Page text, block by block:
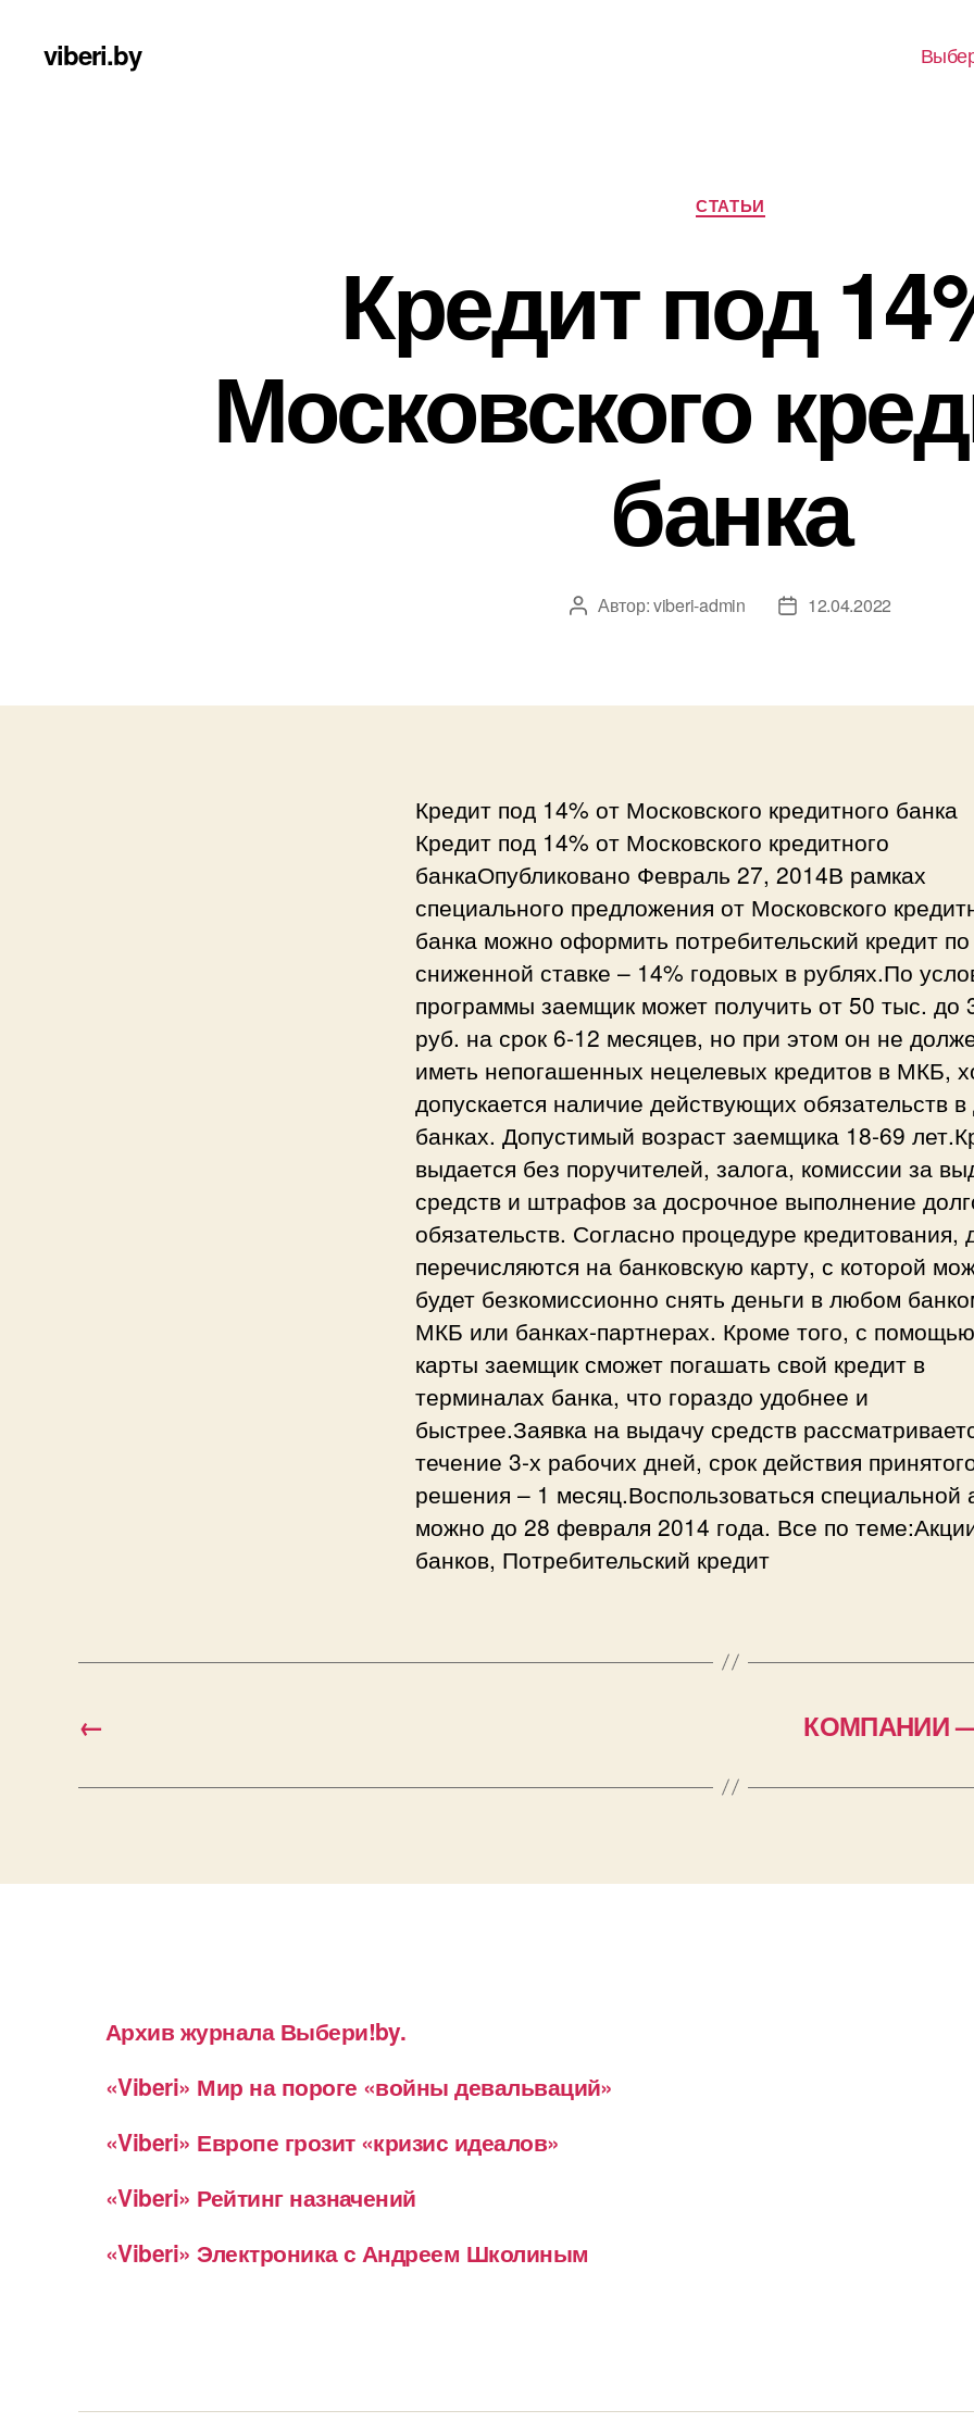
viberi.by
Рубрики
СТАТЬИ
Кредит под
Московского
банка
Автор
Автор:viberi-admin
Дата12.04.2022
Кредит под 14% от Московского кредитного банка
Кредит под 14% от Московского кредитного
банкаОпубликовано Февраль 27, 2014В рамках
специального предложения от Московского
банка можно оформить потребительский кредит по
сниженной ставке – 14% годовых в рублях.По
программы заемщик может получить от 50 тыс. до
руб. на срок 6-12 месяцев, но при этом он не
иметь непогашенных нецелевых кредитов в МКБ,
допускается наличие действующих обязательств в
банках. Допустимый возраст заемщика 18-69
выдается без поручителей, залога, комиссии за
средств и штрафов за досрочное выполнение
обязательств. Согласно процедуре кредитования,
перечисляются на банковскую карту, с которой
будет безкомиссионно снять деньги в любом
МКБ или банках-партнерах. Кроме того, с
карты заемщик сможет погашать свой кредит в
терминалах банка, что гораздо удобнее и
быстрее.Заявка на выдачу средств
течение 3-х рабочих дней, срок действия
решения – 1 месяц.Воспользоваться специальной
можно до 28 февраля 2014 года. Все по
банков, Потребительский кредит
← КОМПАНИИ —
Архив журнала Выбери!by.
«Viberi» Мир на пороге «войны девальваций»
«Viberi» Европе грозит «кризис идеалов»
«Viberi» Рейтинг назначений
«Viberi» Электроника с Андреем Школиным